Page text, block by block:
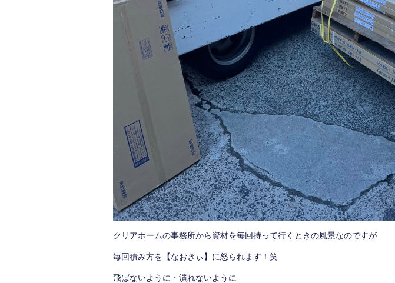
クリアホームの事務所から資材を毎回持って行くときの風景なのですが
毎回積み方を【なおきぃ】に怒られます！笑
飛ばないように・潰れないように